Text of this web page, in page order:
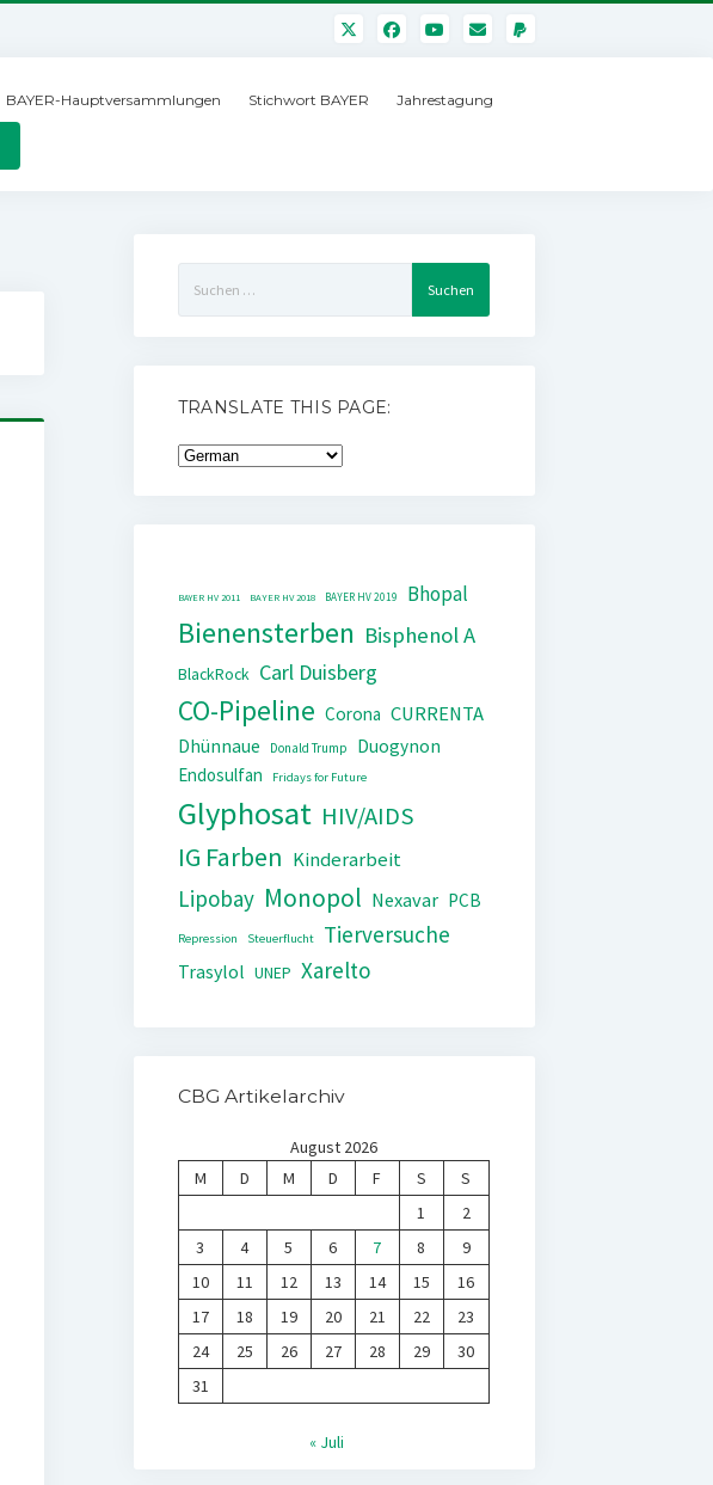
BAYER-Hauptversammlungen Stichwort BAYER Jahrestagung
nach:
TRANSLATE THIS PAGE:
BAYER HV 2011 BAYER HV 2018 BAYER HV 2019 Bhopal
Bienensterben Bisphenol A
BlackRock Carl Duisberg
CO-Pipeline Corona CURRENTA
Dhünnaue Donald Trump
Duogynon
Endosulfan
Fridays for Future
Glyphosat HIV/AIDS
IG Farben Kinderarbeit
Lipobay Monopol Nexavar PCB
Repression Steuerflucht Tierversuche
Trasylol UNEP Xarelto
CBG Artikelarchiv
August 2026
M
D M D F S
S
1
2
3
4 5 6 7 8
9
10
11 12 13 14 15
16
17
18 19 20 21 22
23
24
25 26 27 28 29
30
31
« Juli